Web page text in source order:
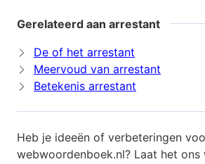
Gerelateerd aan arrestant
De of het arrestant
Meervoud van arrestant
Betekenis arrestant
Heb je ideeën of verbeteringen
webwoordenboek.nl? Laat het ons